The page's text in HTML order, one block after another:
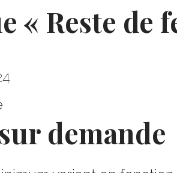
« Reste de
demande